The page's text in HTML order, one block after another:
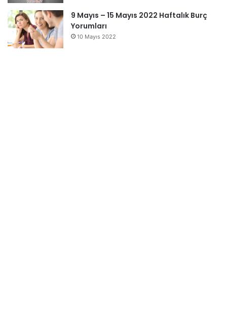
9 Mayıs – 15 Mayıs 2022 Haftalık Burç
Yorumları
10 Mayıs 2022